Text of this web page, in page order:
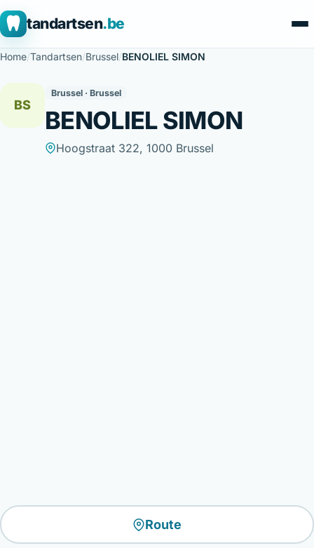
tandartsen.be
Home/Tandartsen/Brussel/BENOLIEL SIMON
BS
Brussel · Brussel
BENOLIEL SIMON
Hoogstraat 322, 1000 Brussel
Route